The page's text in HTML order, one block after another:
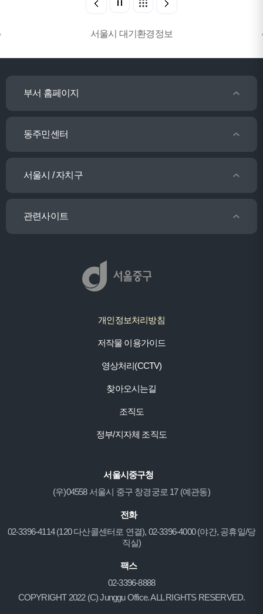
서울시 대기환경정보
부서 홈페이지
동주민센터
서울시 / 자치구
관련사이트
개인정보처리방침
저작물 이용가이드
영상처리(CCTV)
찾아오시는길
조직도
정부/지자체 조직도
서울시중구청
(우)04558 서울시 중구 창경궁로 17 (예관동)
전화
02-3396-4114 (120 다산콜센터로 연결), 02-3396-4000 (야간, 공휴일/당
직실)
팩스
02-3396-8888
COPYRIGHT 2022 (C) Junggu Office. ALL RIGHTS RESERVED.